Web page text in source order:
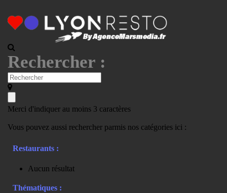
Rechercher :
Merci d'indiquer au moins 3 caractères
Vous pouvez aussi rechercher parmis nos catégories ici :
Restaurants :
Aucun résultat
Thématiques :